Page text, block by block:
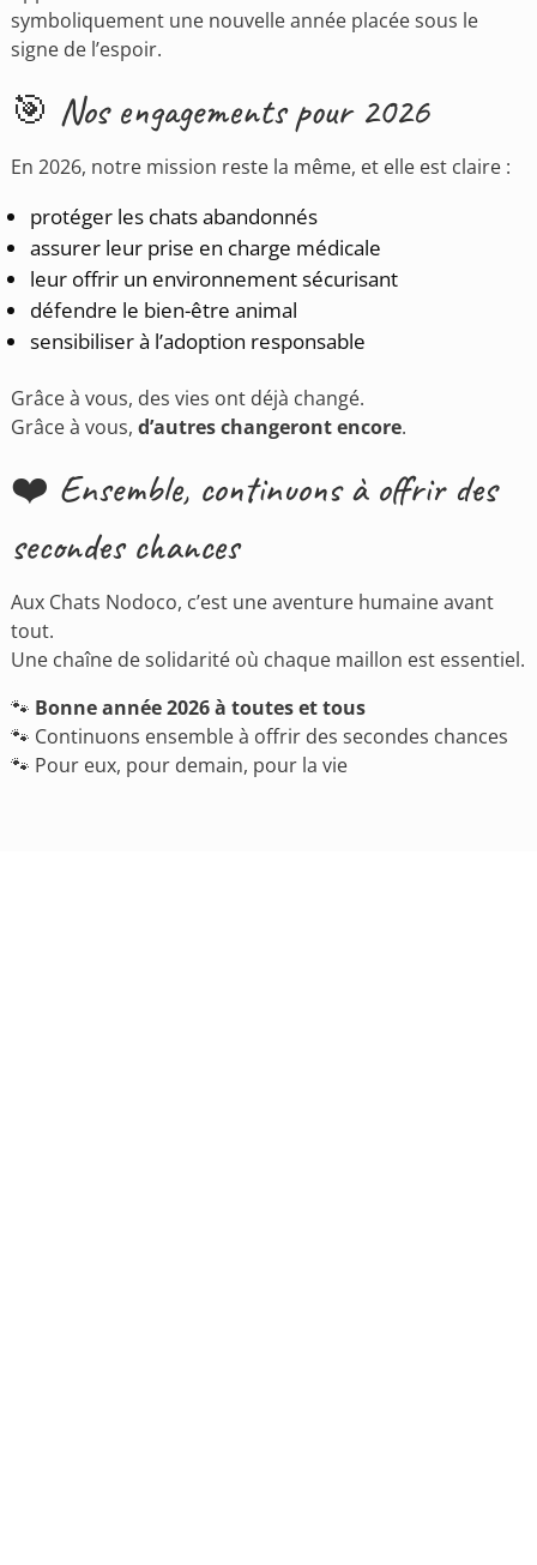
symboliquement une nouvelle année placée sous le
signe de l’espoir.
🎯 Nos engagements pour 2026
En 2026, notre mission reste la même, et elle est claire :
protéger les chats abandonnés
assurer leur prise en charge médicale
leur offrir un environnement sécurisant
défendre le bien-être animal
sensibiliser à l’adoption responsable
Grâce à vous, des vies ont déjà changé.
Grâce à vous, d’autres changeront encore.
❤️ Ensemble, continuons à offrir des
secondes chances
Aux Chats Nodoco, c’est une aventure humaine avant
tout.
Une chaîne de solidarité où chaque maillon est essentiel.
🐾 Bonne année 2026 à toutes et tous
🐾 Continuons ensemble à offrir des secondes chances
🐾 Pour eux, pour demain, pour la vie